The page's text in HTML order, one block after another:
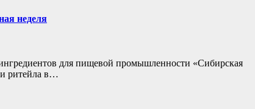
неделя
для пищевой промышленности «Сибирская
ритейла в…